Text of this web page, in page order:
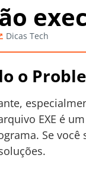
Dicas Tech
o
EXE é
Se você